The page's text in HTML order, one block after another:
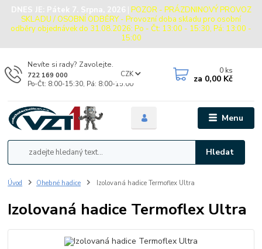
DNES JE: Pátek 7. Srpna, 2026 | POZOR - PRÁZDNINOVÝ PROVOZ
SKLADU / OSOBNÍ ODBĚRY - Provozní doba skladu pro osobní
odběry objednávek do 31.08.2026: Po - Čt: 13:00 - 15:30, Pá: 13:00 -
15:00
Menu
CZK
Hledat
Nevíte si rady? Zavolejte.
722 169 000
Po-Čt: 8:00-15:30, Pá: 8:00-15:00
0 ks
za 0,00 Kč
Úvod Ohebné hadice Izolovaná hadice Termoflex Ultra
Izolovaná hadice Termoflex Ultra